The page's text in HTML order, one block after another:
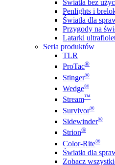
Światła bez
Penlights i
Światła dla
Przygody na
Latarki
Seria produktów
TLR
ProTac®
Stinger®
Wedge®
Stream™
Survivor®
Sidewinder®
Strion®
Color-Rite®
Światła dla
Zobacz